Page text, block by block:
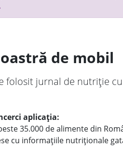
de mobil
folosit jurnal de nutriție cu
aplicația:
35.000 de alimente din
cu informațiile nutriționale